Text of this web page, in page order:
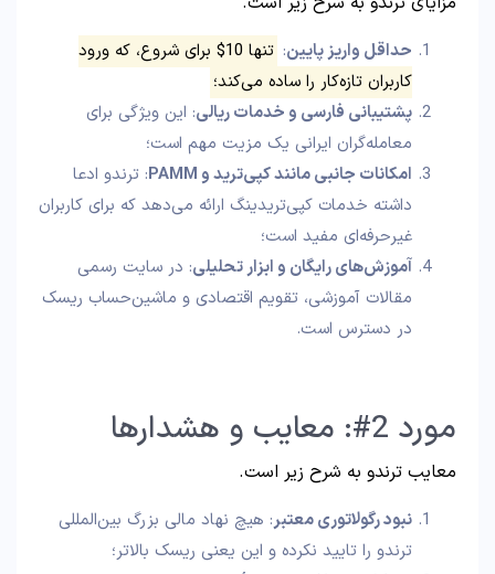
حداقل واریز پایین:
تنها 10$ برای شروع، که ورود
کاربران تازه‌کار را ساده می‌کند؛
پشتیبانی فارسی و خدمات ریالی: این ویژگی برای
معامله‌گران ایرانی یک مزیت مهم است؛
امکانات جانبی مانند کپی‌ترید و
: ترندو ادعا
داشته خدمات کپی‌تریدینگ ارائه می‌دهد که برای کاربران
غیرحرفه‌ای مفید است؛
آموزش‌های رایگان و ابزار تحلیلی: در سایت رسمی
مقالات آموزشی، تقویم اقتصادی و ماشین‌حساب ریسک
در دسترس است.
مورد 2#: معایب و هشدارها
معایب ترندو به شرح زیر است.
نبود رگولاتوری معتبر: هیچ نهاد مالی بزرگ بین‌المللی
ترندو را تایید نکرده و این یعنی ریسک بالاتر؛